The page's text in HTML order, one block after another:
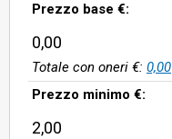
Prezzo base €:
0,00
Totale con oneri €: 0,00
Prezzo minimo €:
2,00